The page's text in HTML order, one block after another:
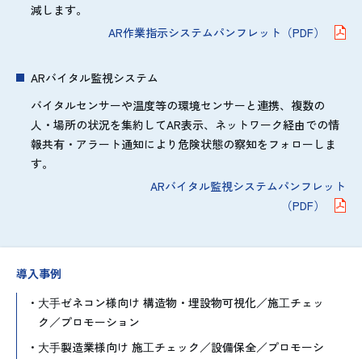
減します。
AR作業指示システムパンフレット（PDF）
ARバイタル監視システム
バイタルセンサーや温度等の環境センサーと連携、複数の
人・場所の状況を集約してAR表示、ネットワーク経由での情
報共有・アラート通知により危険状態の察知をフォローしま
す。
ARバイタル監視システムパンフレット
（PDF）
導入事例
⼤⼿ゼネコン様向け 構造物・埋設物可視化／施⼯チェッ
ク／プロモーション
⼤⼿製造業様向け 施⼯チェック／設備保全／プロモーシ